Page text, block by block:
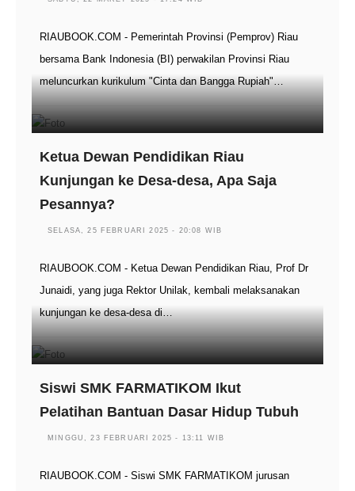
RIAUBOOK.COM - Pemerintah Provinsi (Pemprov) Riau
bersama Bank Indonesia (BI) perwakilan Provinsi Riau
meluncurkan kurikulum "Cinta dan Bangga Rupiah"…
Ketua Dewan Pendidikan Riau
Kunjungan ke Desa-desa, Apa Saja
Pesannya?
SELASA, 25 FEBRUARI 2025 - 20:08 WIB
RIAUBOOK.COM - Ketua Dewan Pendidikan Riau, Prof Dr
Junaidi, yang juga Rektor Unilak, kembali melaksanakan
kunjungan ke desa-desa di…
Siswi SMK FARMATIKOM Ikut
Pelatihan Bantuan Dasar Hidup Tubuh
MINGGU, 23 FEBRUARI 2025 - 13:11 WIB
RIAUBOOK.COM - Siswi SMK FARMATIKOM jurusan